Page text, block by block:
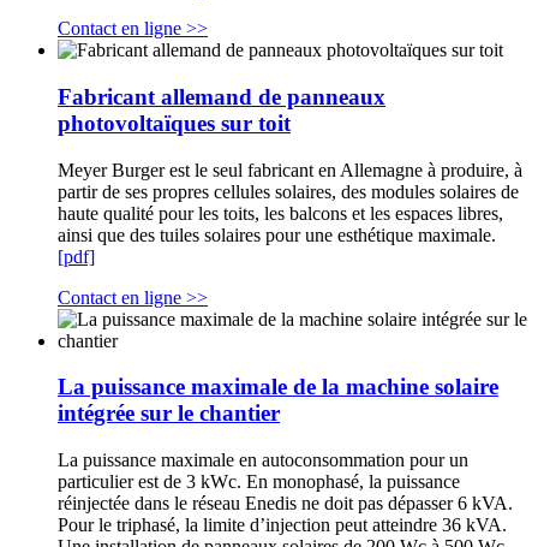
Contact en ligne >>
Fabricant allemand de panneaux
photovoltaïques sur toit
Meyer Burger est le seul fabricant en Allemagne à produire, à
partir de ses propres cellules solaires, des modules solaires de
haute qualité pour les toits, les balcons et les espaces libres,
ainsi que des tuiles solaires pour une esthétique maximale.
[pdf]
Contact en ligne >>
La puissance maximale de la machine solaire
intégrée sur le chantier
La puissance maximale en autoconsommation pour un
particulier est de 3 kWc. En monophasé, la puissance
réinjectée dans le réseau Enedis ne doit pas dépasser 6 kVA.
Pour le triphasé, la limite d’injection peut atteindre 36 kVA.